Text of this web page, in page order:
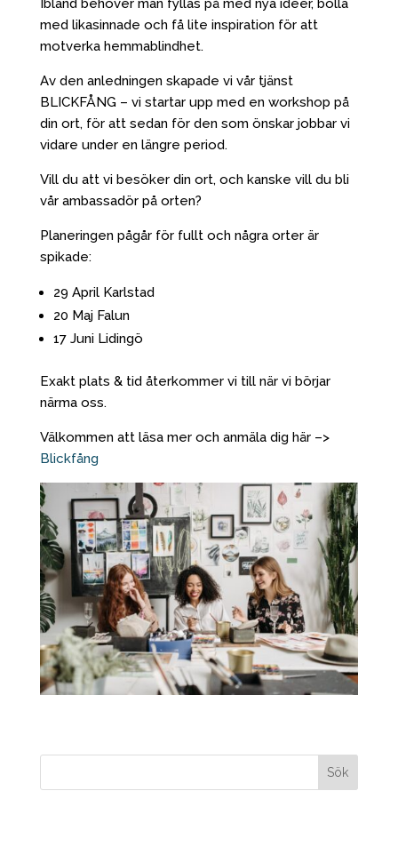
Ibland behöver man fyllas på med nya idéer, bolla
med likasinnade och få lite inspiration för att
motverka hemmablindhet.
Av den anledningen skapade vi vår tjänst
BLICKFÅNG – vi startar upp med en workshop på
din ort, för att sedan för den som önskar jobbar vi
vidare under en längre period.
Vill du att vi besöker din ort, och kanske vill du bli
vår ambassadör på orten?
Planeringen pågår för fullt och några orter är
spikade:
29 April Karlstad
20 Maj Falun
17 Juni Lidingö
Exakt plats & tid återkommer vi till när vi börjar
närma oss.
Välkommen att läsa mer och anmäla dig här –>
Blickfång